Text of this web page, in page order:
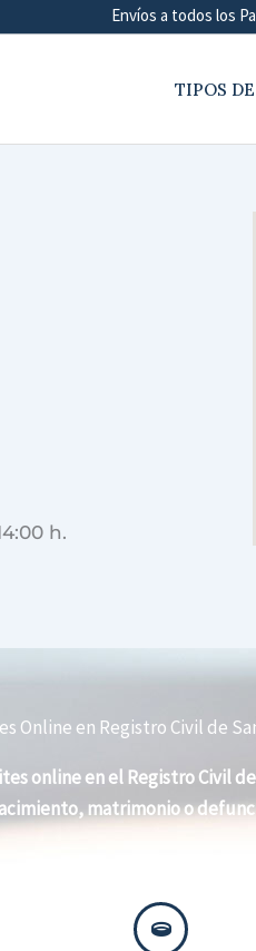
Envíos a todos los
TIPOS
h.
Online en Registro Civil de
online en el Registro Civil
matrimonio o